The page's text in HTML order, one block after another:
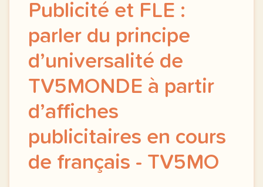
Publicité et FLE :
parler du principe
d’universalité de
TV5MONDE à partir
d’affiches
publicitaires en cours
de français - TV5MO